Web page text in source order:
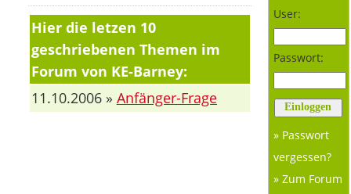
User:
Passwort:
» Passwort
vergessen?
» Zum Forum
Hier die letzen 10
geschriebenen Themen im
Forum von KE-Barney:
11.10.2006 » Anfänger-Frage